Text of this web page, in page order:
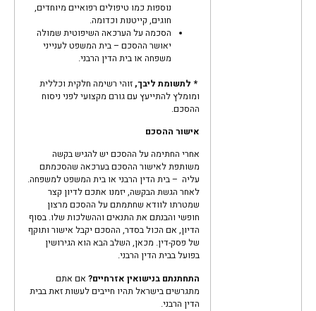
נוספות כמו טיפולים רפואיים מיוחדים,
חוגים, קייטנות וכדומה.
הסכמה על הערכאה השיפוטית שמולה
יאושר ההסכם – בית המשפט לענייני
משפחה או בית הדין הרבני.
* לתשומת ליבך,זוהי רשימה חלקית וכללית
ומומלץ להתייעץ עם גורם מקצועי לפני ניסוח
ההסכם.
אישור ההסכם
אחרי החתימה על ההסכם יש להגיש בקשה
משותפת לאישור ההסכם בערכאה שהסכמתם
עליה – בית הדין הרבני או בית המשפט למשפחה.
לאחר הגשת הבקשה, יזמנו אתכם לדיון קצר
שמטרתו לוודא שחתמתם על ההסכם מרצון
חופשי והבנתם את התנאים וההשלכות שלו. בסוף
הדיון, אם הכול בסדר, ההסכם יקבל אישור ותוקף
של פסק-דין. מכאן, השלב הבא הוא הגירושין
בפועל בבית הדין הרבני.
התחתנתם בנישואין אזרחיים?אם אתם
מתגרשים בישראל תהיו חייבים לעשות זאת בבית
הדין הרבני.